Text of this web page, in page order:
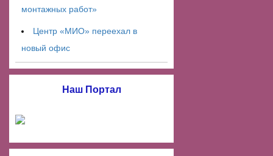
монтажных работ»
Центр «МИО» переехал в
новый офис
Наш Портал